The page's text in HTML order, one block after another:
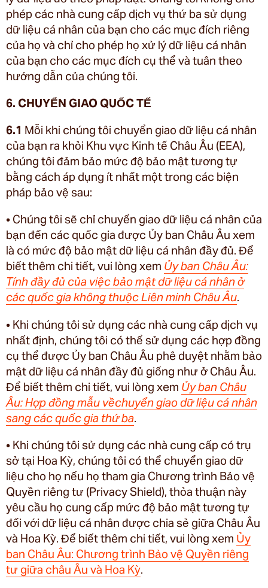
phép các nhà cung cấp dịch vụ thứ ba sử dụng
dữ liệu cá nhân của bạn cho các mục đích riêng
của họ và chỉ cho phép họ xử lý dữ liệu cá nhân
của bạn cho các mục đích cụ thể và tuân theo
hướng dẫn của chúng tôi.
6. CHUYỂN GIAO QUỐC TẾ
6.1 Mỗi khi chúng tôi chuyển giao dữ liệu cá nhân
của bạn ra khỏi Khu vực Kinh tế Châu Âu (EEA),
chúng tôi đảm bảo mức độ bảo mật tương tự
bằng cách áp dụng ít nhất một trong các biện
pháp bảo vệ sau:
• Chúng tôi sẽ chỉ chuyển giao dữ liệu cá nhân của
bạn đến các quốc gia được Ủy ban Châu Âu xem
là có mức độ bảo mật dữ liệu cá nhân đầy đủ. Để
biết thêm chi tiết, vui lòng xem Ủy ban Châu Âu:
Tính đầy đủ của việc bảo mật dữ liệu cá nhân ở
các quốc gia không thuộc Liên minh Châu Âu.
• Khi chúng tôi sử dụng các nhà cung cấp dịch vụ
nhất định, chúng tôi có thể sử dụng các hợp đồng
cụ thể được Ủy ban Châu Âu phê duyệt nhằm bảo
mật dữ liệu cá nhân đầy đủ giống như ở Châu Âu.
Để biết thêm chi tiết, vui lòng xem Ủy ban Châu
Âu: Hợp đồng mẫu vềchuyển giao dữ liệu cá nhân
sang các quốc gia thứ ba.
• Khi chúng tôi sử dụng các nhà cung cấp có trụ
sở tại Hoa Kỳ, chúng tôi có thể chuyển giao dữ
liệu cho họ nếu họ tham gia Chương trình Bảo vệ
Quyền riêng tư (Privacy Shield), thỏa thuận này
yêu cầu họ cung cấp mức độ bảo mật tương tự
đối với dữ liệu cá nhân được chia sẻ giữa Châu Âu
và Hoa Kỳ. Để biết thêm chi tiết, vui lòng xem Ủy
ban Châu Âu: Chương trình Bảo vệ Quyền riêng
tư giữa châu Âu và Hoa Kỳ.